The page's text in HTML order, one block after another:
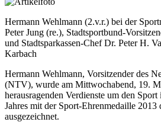
Hermann Wehlmann (2.v.r.) bei der
Peter Jung (re.), Stadtsportbund-
und Stadtsparkassen-Chef Dr. Peter H.
Karbach
Hermann Wehlmann, Vorsitzender des
(NTV), wurde am Mittwochabend, 19.
herausragenden Verdienste um den
Jahres mit der Sport-Ehrenmedaille 2013
ausgezeichnet.